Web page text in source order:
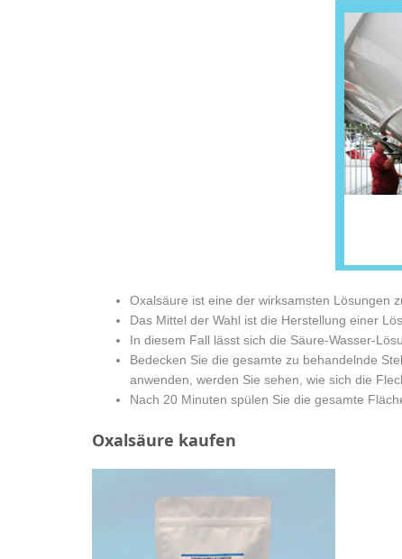
Oxalsäure ist eine der wirksamsten Lösungen
Das Mittel der Wahl ist die Herstellung einer
In diesem Fall lässt sich die Säure-Wasser-
Bedecken Sie die gesamte zu behandelnde
anwenden, werden Sie sehen, wie sich die
Nach 20 Minuten spülen Sie die gesamte
Oxalsäure kaufen